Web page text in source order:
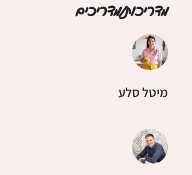
מדריכות/מדריכים
מיטל סלע